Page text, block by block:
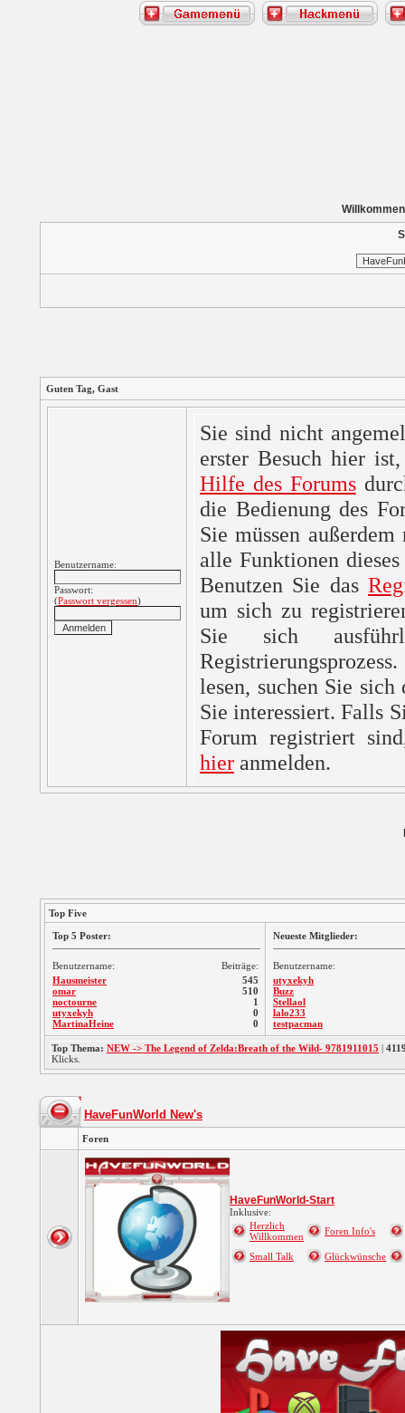
Guten Tag, Gast
Benutzername:
Passwort:
(Passwort vergessen)
Sie sind nicht
erster Besuch hier
Hilfe des Forums
die Bedienung des
Sie müssen
alle Funktionen
Benutzen Sie das
um sich zu
Sie sich
lesen, suchen Sie sich
Sie interessiert. Falls
Forum registriert
hier anmelden.
Top Five
Top 5 Poster:
Benutzername:
Beiträge:
Hausmeister
omar
noctourne
utyxekyh
MartinaHeine
545
510
1
0
0
Neueste Mitglieder:
Benutzername:
utyxekyh
Buzz
Stellaol
lalo233
testpacman
Top Thema: NEW -> The Legend of Zelda:Breath of the Wild- 9781911015 |
Klicks.
HaveFunWorld New's
Foren
HaveFunWorld-Start
Inklusive:
Herzlich
Willkommen
Foren Info's
Small Talk Glückwünsche